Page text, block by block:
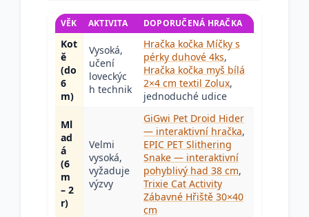
VĚK AKTIVITA DOPORUČENÁ HRAČKA
Kot
ě
(do
6
m)
Vysoká,
učení
loveckýc
h technik
Hračka kočka Míčky s
pérky duhové 4ks,
Hračka kočka myš bílá
2×4 cm textil Zolux,
jednoduché udice
Ml
ad
á
(6
m
– 2
r)
Velmi
vysoká,
vyžaduje
výzvy
GiGwi Pet Droid Hider
— interaktivní hračka,
EPIC PET Slithering
Snake — interaktivní
pohyblivý had 38 cm,
Trixie Cat Activity
Zábavné Hřiště 30×40
cm